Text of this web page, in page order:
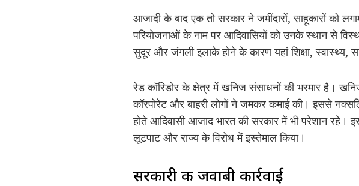
आजादी के बाद एक तो सरकार ने जमींदारों, साहूकारों को
परियोजनाओं के नाम पर आदिवासियों को उनके स्थान से
सुदूर और जंगली इलाके होने के कारण यहां शिक्षा, स्वास्थ्य,
रेड कॉरिडोर के क्षेत्र में खनिज संसाधनों की भरमार है।
कॉरपोरेट और बाहरी लोगों ने जमकर कमाई की। इससे
होते आदिवासी आजाद भारत की सरकार में भी परेशान रहे।
लूटपाट और राज्य के विरोध में इस्तेमाल किया।
सरकारी की जवाबी कार्रवाई